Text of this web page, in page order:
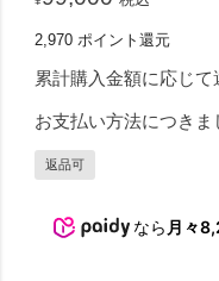
2,970 ポイント還元
累計購入金額に応じ
お支払い方法につきま
返品可
なら 月々